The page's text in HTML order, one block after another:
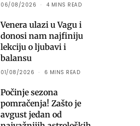
06/08/2026 4 MINS READ
Venera ulazi u Vagu i
donosi nam najfiniju
lekciju o ljubavi i
balansu
01/08/2026 6 MINS READ
Počinje sezona
pomračenja! Zašto je
avgust jedan od